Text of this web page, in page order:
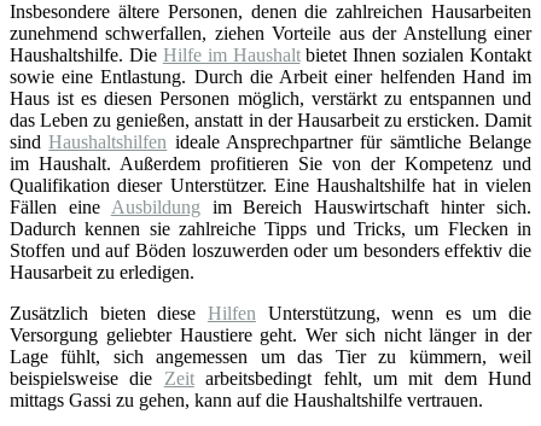
Insbesondere ältere Personen, denen die zahlreichen Hausarbeiten
zunehmend schwerfallen, ziehen Vorteile aus der Anstellung einer
Haushaltshilfe. Die Hilfe im Haushaltbietet Ihnen sozialen Kontakt
sowie eine Entlastung. Durch die Arbeit einer helfenden Hand im
Haus ist es diesen Personen möglich, verstärkt zu entspannen und
das Leben zu genießen, anstatt in der Hausarbeit zu ersticken. Damit
sindHaushaltshilfen ideale Ansprechpartner für sämtliche Belange
im Haushalt. Außerdem profitieren Sie von der Kompetenz und
Qualifikation dieser Unterstützer. Eine Haushaltshilfe hat in vielen
Fällen eine Ausbildung im Bereich Hauswirtschaft hinter sich.
Dadurch kennen sie zahlreiche Tipps und Tricks, um Flecken in
Stoffen und auf Böden loszuwerden oder um besonders effektiv die
Hausarbeit zu erledigen.
Zusätzlich bieten diese Hilfen Unterstützung, wenn es um die
Versorgung geliebter Haustiere geht. Wer sich nicht länger in der
Lage fühlt, sich angemessen um das Tier zu kümmern, weil
beispielsweise die Zeitarbeitsbedingt fehlt, um mit dem Hund
mittags Gassi zu gehen, kann auf die Haushaltshilfe vertrauen.